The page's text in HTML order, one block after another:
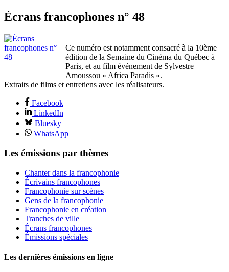
Écrans francophones n° 48
Ce numéro est notamment consacré à la 10ème
édition de la Semaine du Cinéma du Québec à
Paris, et au film événement de Sylvestre
Amoussou « Africa Paradis ».
Extraits de films et entretiens avec les réalisateurs.
Facebook
LinkedIn
Bluesky
WhatsApp
Les émissions par thèmes
Chanter dans la francophonie
Écrivains francophones
Francophonie sur scènes
Gens de la francophonie
Francophonie en création
Tranches de ville
Écrans francophones
Émissions spéciales
Les dernières émissions en ligne